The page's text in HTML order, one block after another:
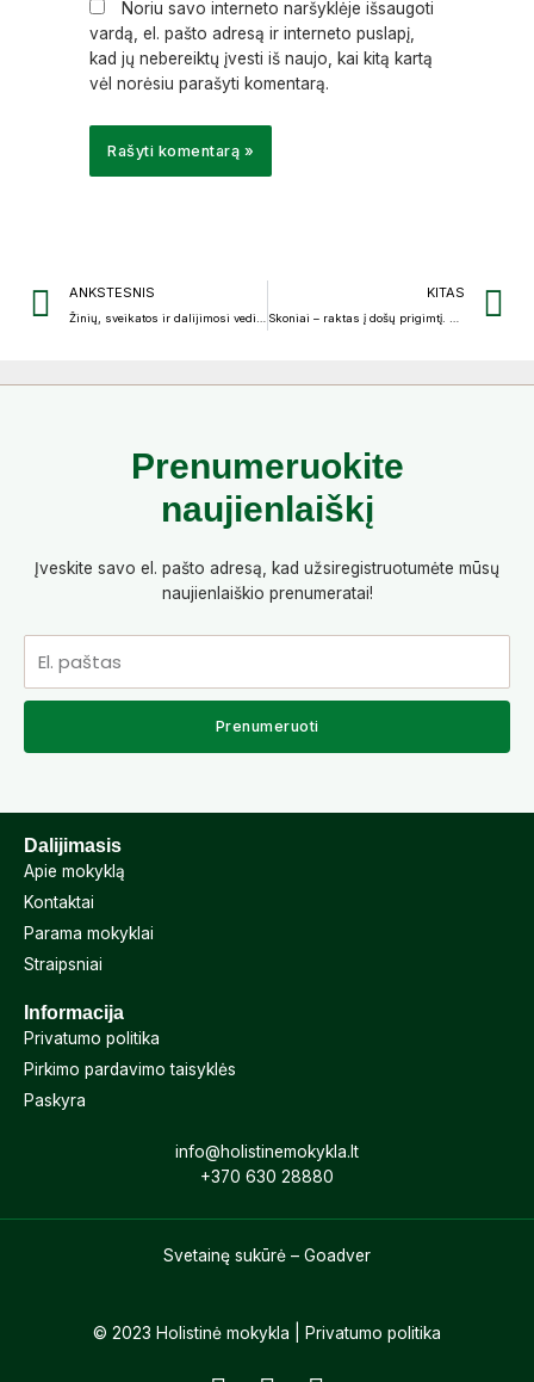
Noriu savo interneto naršyklėje išsaugoti
vardą, el. pašto adresą ir interneto puslapį,
kad jų nebereiktų įvesti iš naujo, kai kitą kartą
vėl norėsiu parašyti komentarą.
ANKSTESNIS KITAS
Prenumeruokite
naujienlaiškį
Įveskite savo el. pašto adresą, kad užsiregistruotumėte mūsų
naujienlaiškio prenumeratai!
paštas
Prenumeruoti
info@holistinemokykla.lt
+370 630 28880
Dalijimasis
Apie mokyklą
Kontaktai
Parama mokyklai
Straipsniai
Informacija
Privatumo politika
Pirkimo pardavimo taisyklės
Paskyra
© 2023 Holistinė mokykla | Privatumo politika
Svetainę sukūrė – Goadver